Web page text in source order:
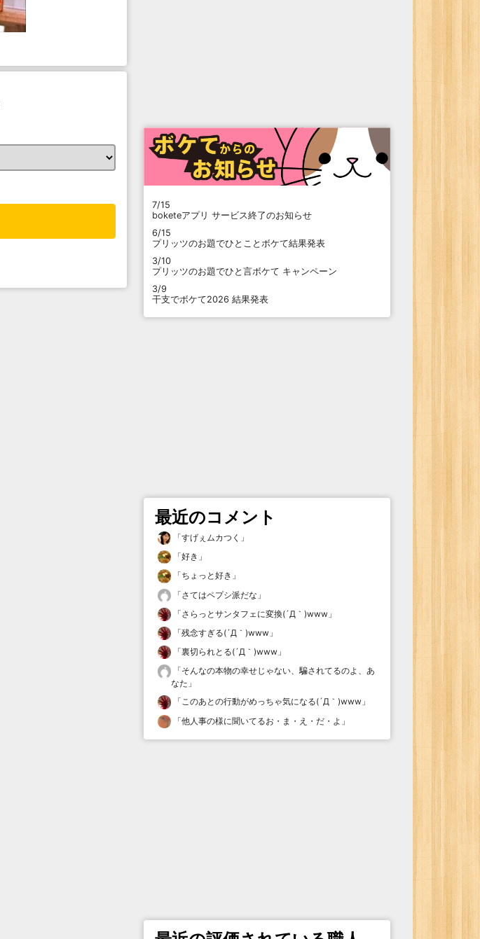
7/15
boketeアプリ サービス終了のお知らせ
6/15
プリッツのお題でひとことボケて結果発表
3/10
プリッツのお題でひと言ボケて キャンペーン
3/9
干支でボケて2026 結果発表
最近のコメント
「すげぇムカつく 」
「好き 」
「ちょっと好き 」
「さてはペプシ派だな 」
「さらっとサンタフェに変換(´Д｀)www 」
「残念すぎる(´Д｀)www 」
「裏切られとる(´Д｀)www 」
「そんなの本物の幸せじゃない、騙されてるのよ、あ
なた 」
「このあとの行動がめっちゃ気になる(´Д｀)www 」
「他人事の様に聞いてるお・ま・え・だ・よ 」